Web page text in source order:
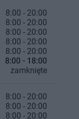
8:00 - 20:00
8:00 - 20:00
8:00 - 20:00
8:00 - 20:00
8:00 - 20:00
8:00 - 18:00
zamknięte
8:00 - 20:00
8:00 - 20:00
8:00 - 20:00